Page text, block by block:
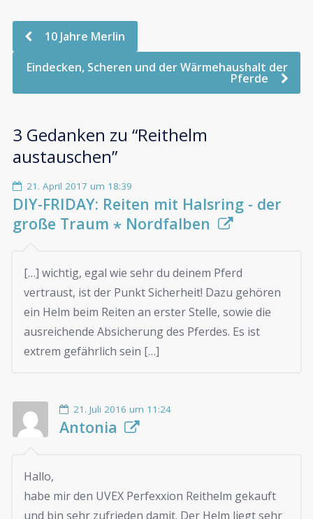
10 Jahre Merlin
Eindecken, Scheren und der Wärmehaushalt der
Pferde
3 Gedanken zu “Reithelm
austauschen”
21. April 2017 um 18:39
DIY-FRIDAY: Reiten mit Halsring - der
große Traum ⋆ Nordfalben
[…] wichtig, egal wie sehr du deinem Pferd
vertraust, ist der Punkt Sicherheit! Dazu gehören
ein Helm beim Reiten an erster Stelle, sowie die
ausreichende Absicherung des Pferdes. Es ist
extrem gefährlich sein […]
21. Juli 2016 um 11:24
Antonia
Hallo,
habe mir den UVEX Perfexxion Reithelm gekauft
und bin sehr zufrieden damit. Der Helm liegt sehr